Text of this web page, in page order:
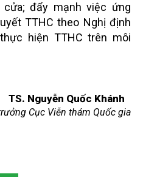
đẩy mạnh việc ứng
TTHC theo Nghị định
hiện TTHC trên môi
TS. Nguyễn Quốc Khánh
Cục Viễn thám Quốc gia